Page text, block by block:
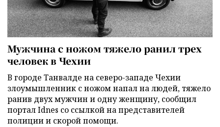
Мужчина с ножом тяжело ранил трех
человек в Чехии
В городе Танвалде на северо-западе Чехии
злоумышленник с ножом напал на людей, тяжело
ранив двух мужчин и одну женщину, сообщил
портал Idnes со ссылкой на представителей
полиции и скорой помощи.